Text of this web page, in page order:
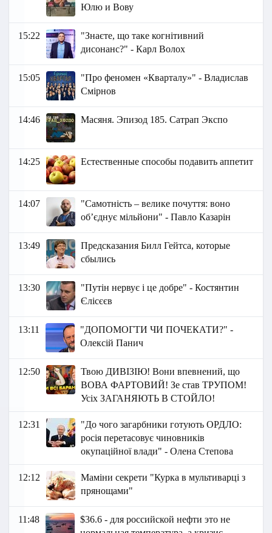
Юлю и Вову
15:22
"Знаєте, що таке когнітивний
дисонанс?" - Карл Волох
15:05
"Про феномен «Кварталу»" - Владислав
Смірнов
14:46 Масяня. Эпизод 185. Сатрап Экспо
14:25 Естественные способы подавить аппетит
14:07
"Самотність – велике почуття: воно
об’єднує мільйони" - Павло Казарін
13:49
Предсказания Билл Гейтса, которые
сбылись
13:30
"Путін нервує і це добре" - Костянтин
Єлісєєв
13:11
"ДОПОМОГТИ ЧИ ПОЧЕКАТИ?" -
Олексій Панич
12:50
Твою ДИВІЗІЮ! Вони впевнений, що
ВОВА ФАРТОВИЙ! Зе став ТРУПОМ!
Усіх ЗАГАНЯЮТЬ В СТОЙЛО!
12:31
"До чого загарбники готують ОРДЛО:
росія перетасовує чиновників
окупаційної влади" - Олена Степова
12:12
Маміни секрети "Курка в мультиварці з
прянощами"
11:48
$36.6 - для российской нефти это не